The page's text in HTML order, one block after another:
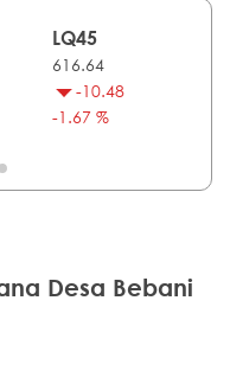
LQ45
616.64
-10.48
-1.67 %
Desa Bebani